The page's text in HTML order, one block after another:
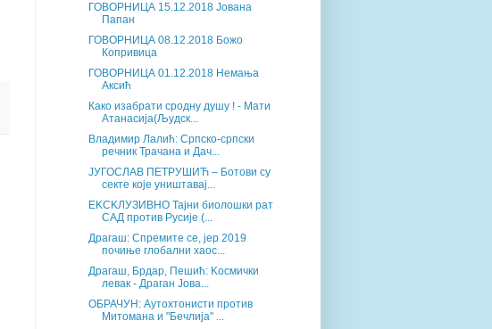
ГОВОРНИЦА 15.12.2018 Јована
Папан
ГОВОРНИЦА 08.12.2018 Божо
Копривица
ГОВОРНИЦА 01.12.2018 Немања
Аксић
Како изабрати сродну душу ! - Мати
Атанасија(Људск...
Владимир Лалић: Српско-српски
речник Трачана и Дач...
ЈУГОСЛАВ ПЕТРУШИЋ – Ботови су
секте које уништавај...
ЕKСKЛУЗИВНО Тајни биолошки рат
САД против Русије (...
Драгаш: Спремите се, јер 2019
почиње глобални хаос...
Драгаш, Брдар, Пешић: Kосмички
левак - Драган Јова...
ОБРАЧУН: Аутохтонисти против
Митомана и "Бечлија" ...